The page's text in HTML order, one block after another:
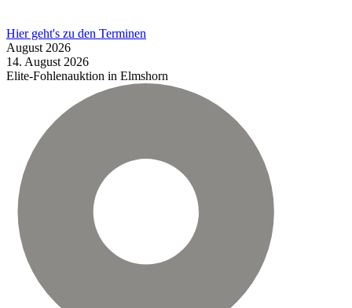
Hier geht's zu den Terminen
August 2026
14. August 2026
Elite-Fohlenauktion in Elmshorn